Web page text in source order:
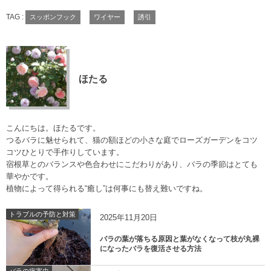
TAG : スッポンフック ワイヤー 誘引
ほたる
こんにちは。ほたるです。
つるバラに魅せられて、猫の額ほどの小さな庭でローズガーデンをコツ
コツひとりで手作りしています。
宿根草とのバランスや色合わせにこだわりがあり、バラの季節はとても
華やかです。
植物によって得られる“癒し”は何事にも替え難いですね。
トラブルの予防と対策 2025年11月20日
バラの葉が落ちる原因と葉がなくなって枝が丸裸
になったバラを復活させる方法